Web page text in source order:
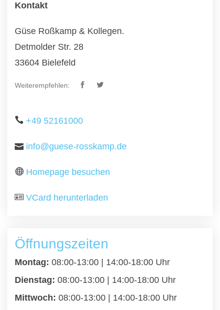
Kontakt
Güse Roßkamp & Kollegen.
Detmolder Str. 28
33604 Bielefeld
Weiterempfehlen:
+49 52161000
info@guese-rosskamp.de
Homepage besuchen
VCard herunterladen
Öffnungszeiten
Montag: 08:00-13:00 | 14:00-18:00 Uhr
Dienstag: 08:00-13:00 | 14:00-18:00 Uhr
Mittwoch: 08:00-13:00 | 14:00-18:00 Uhr